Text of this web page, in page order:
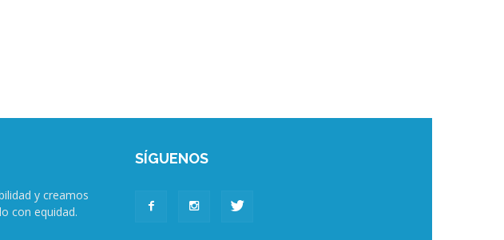
y creamos
con equidad.
SÍGUENOS